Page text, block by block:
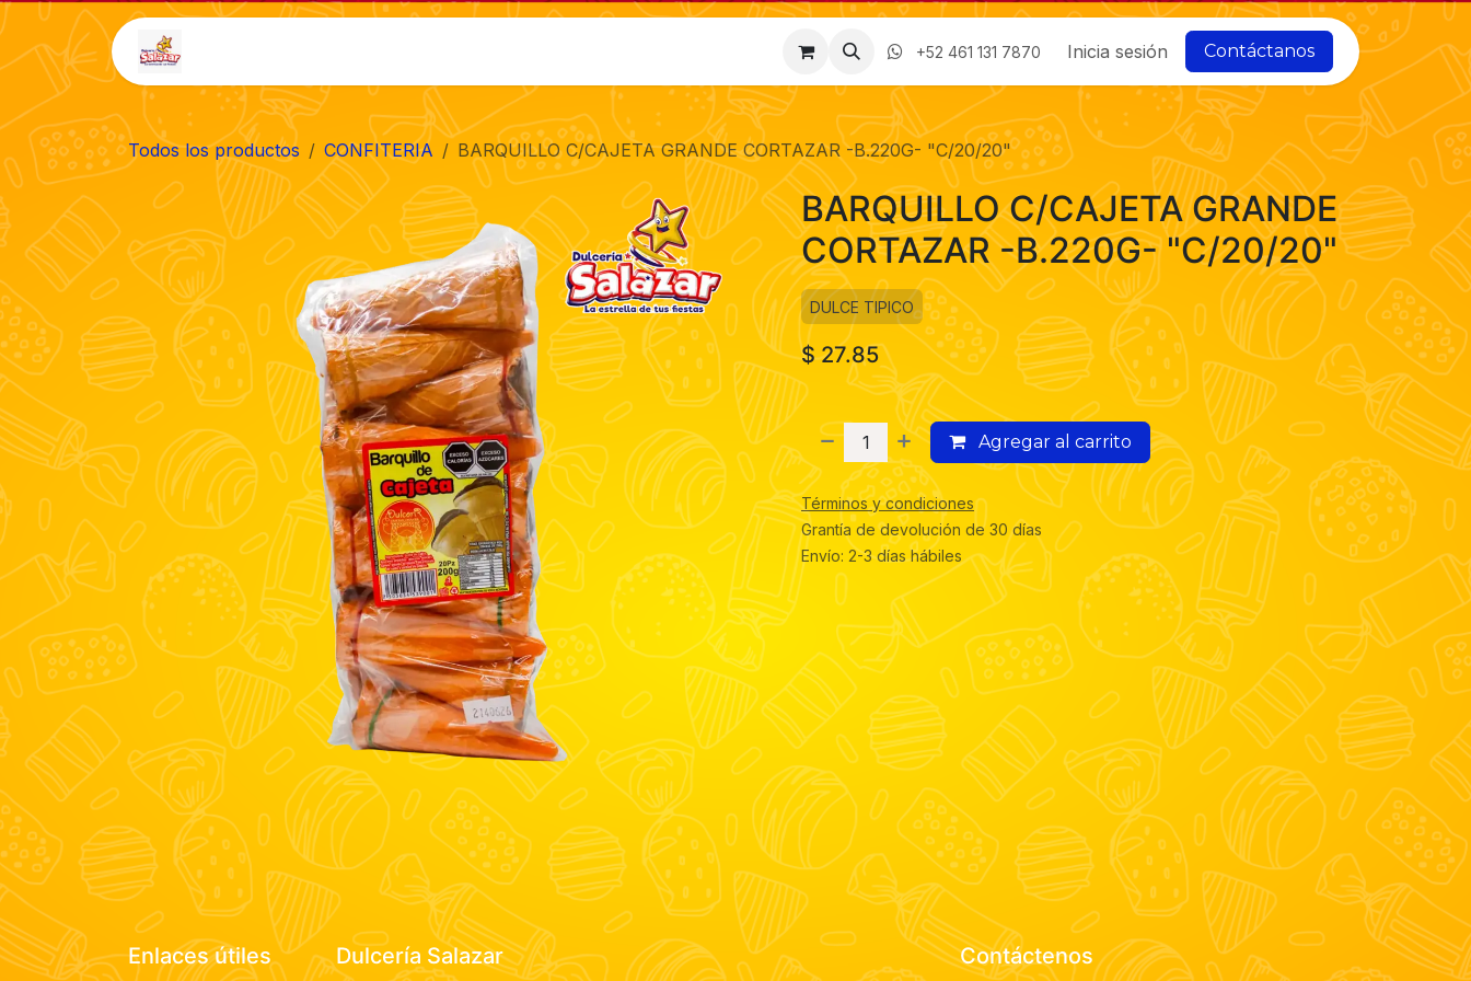
Ir al contenido
Contáctenos Nosotros
+52 461 131 7870 Inicia sesión Contáctanos
Todos los productos CONFITERIA BARQUILLO C/CAJETA GRANDE CORTAZAR -B.220G- "C/20/20"
BARQUILLO C/CAJETA GRANDE
CORTAZAR -B.220G- "C/20/20"
DULCE TIPICO
$27.85
Agregar al carrito
Términos y condiciones
Grantía de devolución de 30 días
Envío: 2-3 días hábiles
Enlaces útiles Dulcería Salazar Contáctenos